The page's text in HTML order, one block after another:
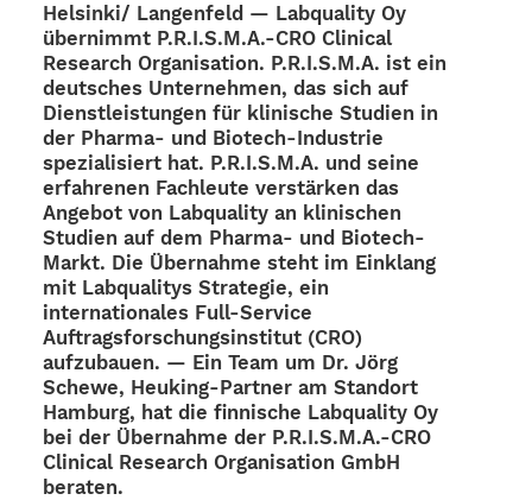
Helsinki/ Langen­feld — Labqua­lity Oy
über­nimmt P.R.I.S.M.A.-CRO Clini­cal
Rese­arch Orga­ni­sa­tion. P.R.I.S.M.A. ist ein
deut­sches Unter­neh­men, das sich auf
Dienst­leis­tun­gen für klini­sche Studien in
der Pharma- und Biotech-Indus­­trie
spezia­li­siert hat. P.R.I.S.M.A. und seine
erfah­re­nen Fach­leute verstär­ken das
Ange­bot von Labqua­lity an klini­schen
Studien auf dem Pharma- und Biotech-
Markt. Die Über­nahme steht im Einklang
mit Labqua­li­tys Stra­te­gie, ein
inter­na­tio­na­les Full-Service
Auftrags­for­schungs­in­sti­tut (CRO)
aufzu­bauen. — Ein Team um Dr. Jörg
Schewe, Heuking-Part­­ner am Stand­ort
Hamburg, hat die finni­sche Labqua­lity Oy
bei der Über­nahme der P.R.I.S.M.A.-CRO
Clini­cal Rese­arch Orga­ni­sa­tion GmbH
beraten.